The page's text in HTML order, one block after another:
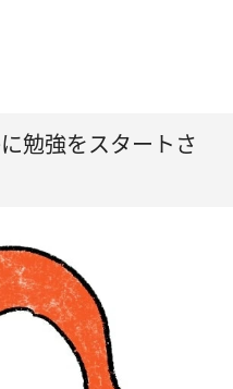
勉強をスタートさ